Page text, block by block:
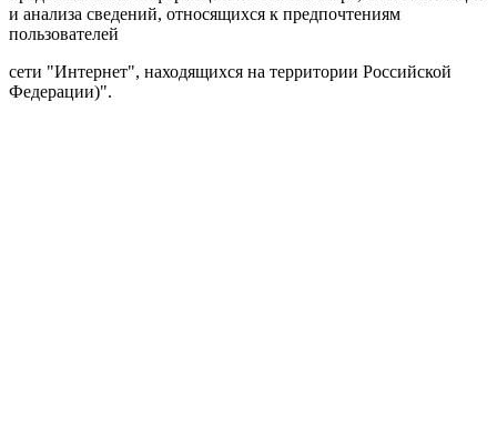
и анализа сведений, относящихся к предпочтениям
пользователей
сети "Интернет", находящихся на территории Российской
Федерации)".